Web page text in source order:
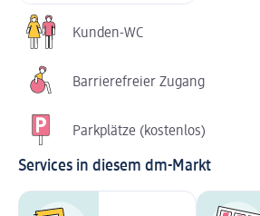
Kunden-WC
Barrierefreier Zugang
Parkplätze (kostenlos)
Services in diesem dm-Markt